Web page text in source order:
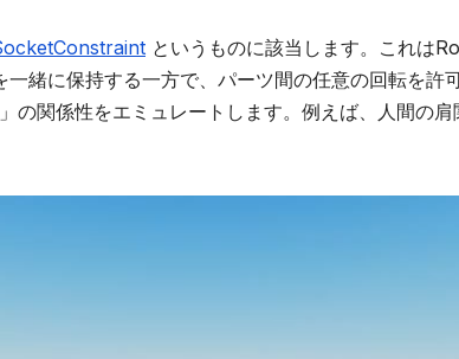
というものに該当します。これは
緒に保持する一方で、パーツ間の任意の回転を許
の関係性をエミュレートします。例えば、人間の